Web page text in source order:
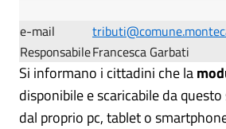
e-mail
ResponsabileFrancesca Garbati
Si informano i cittadini che la
disponibile e scaricabile da
dal proprio pc, tablet o